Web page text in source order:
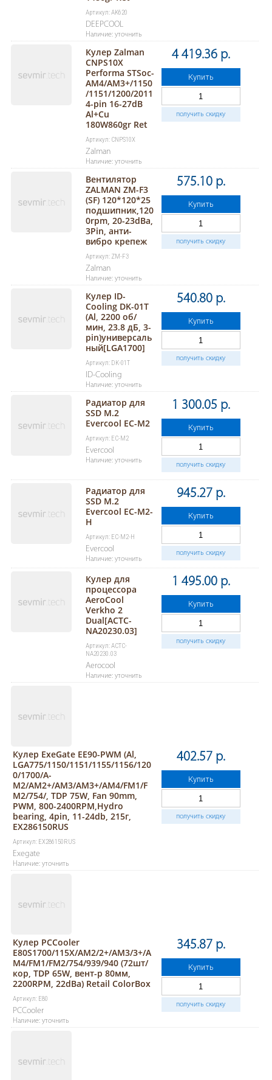
Артикул: AK620
DEEPCOOL
Наличие: уточнить
Кулер Zalman
CNPS10X
Performa STSoc-
AM4/AM3+/1150
/1151/1200/2011
4-pin 16-27dB
Al+Cu
180W860gr Ret
Артикул: CNPS10X
Zalman
Наличие: уточнить
4 419.36 р.
Купить
получить скидку
Вентилятор
ZALMAN ZM-F3
(SF) 120*120*25
подшипник,120
0rpm, 20-23dBa,
3Pin, анти-
вибро крепеж
Артикул: ZM-F3
Zalman
Наличие: уточнить
575.10 р.
Купить
получить скидку
Кулер ID-
Cooling DK-01T
(Al, 2200 об/
мин, 23.8 дБ, 3-
pin)универсаль
ный[LGA1700]
Артикул: DK-01T
ID-Cooling
Наличие: уточнить
540.80 р.
Купить
получить скидку
Радиатор для
SSD M.2
Evercool EC-M2
Артикул: EC-M2
Evercool
Наличие: уточнить
1 300.05 р.
Купить
получить скидку
Радиатор для
SSD M.2
Evercool EC-M2-
H
Артикул: EC-M2-H
Evercool
Наличие: уточнить
945.27 р.
Купить
получить скидку
Кулер для
процессора
AeroCool
Verkho 2
Dual[ACTC-
NA20230.03]
Артикул: ACTC-
NA20230.03
Aerocool
Наличие: уточнить
1 495.00 р.
Купить
получить скидку
Кулер ExeGate EE90-PWM (Al,
LGA775/1150/1151/1155/1156/120
0/1700/A­
M2/AM2+/AM3/AM3+/AM4/FM1/F
M2/754/, TDP 75W, Fan 90mm,
PWM, 800-2400RPM,Hydro
bearing, 4pin, 11-24db, 215г,
EX286150RUS
Артикул: EX286150RUS
Exegate
Наличие: уточнить
402.57 р.
Купить
получить скидку
Кулер PCCooler
E80S1700/115X/AM2/2+/AM3/3+/A
M4/FM1/FM2/754/939/940 (72шт/
кор, TDP 65W, вент-р 80мм,
2200RPM, 22dBa) Retail ColorBox
Артикул: E80
PCCooler
Наличие: уточнить
345.87 р.
Купить
получить скидку